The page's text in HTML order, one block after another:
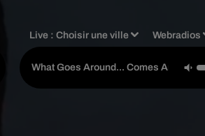
Live :Choisir une ville Webradios
What Goes Around... Comes Around -